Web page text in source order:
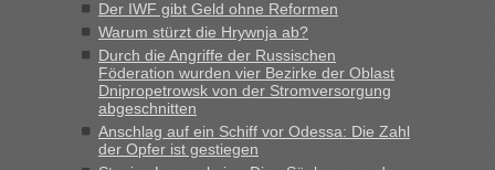
MHG1023 inBerichte und Reisetipps • Re: Mit dem Zug in
die Ukraine
„Man sollte aber explizit dazu schreiben, daß es ein Zug von
LeoExpress ist - und nur auf deren Webseite kann man die
Fahrkarten kaufen. Zumindest ist es die erste Umsteigefreie
Verbindung von Deutschland...“
Der IWF gibt Geld ohne Reformen
Warum stürzt die Hrywnja ab?
Durch die Angriffe der Russischen
Föderation wurden vier Bezirke der Oblast
Dnipropetrowsk von der Stromversorgung
abgeschnitten
Anschlag auf ein Schiff vor Odessa: Die Zahl
der Opfer ist gestiegen